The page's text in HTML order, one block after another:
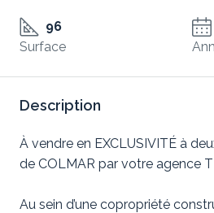
96
Surface
Description
À vendre en EXCLUSIVITÉ à
de COLMAR par votre agence
Au sein d’une copropriété